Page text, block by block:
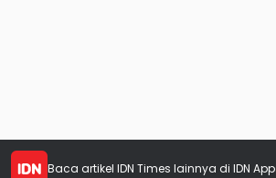
Baca artikel IDN Times lainnya di IDN App